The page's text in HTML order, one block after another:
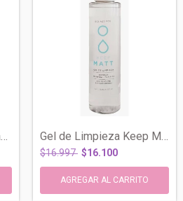
Espuma de Limpieza Facial Fix Vitamina C... Gel de Limpieza Keep Matt Exfolia Piel G...
$16.997 $16.100